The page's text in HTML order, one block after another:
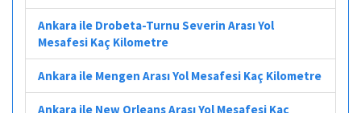
Ankara ile Drobeta-Turnu Severin Arası Yol
Mesafesi Kaç Kilometre
Ankara ile Mengen Arası Yol Mesafesi Kaç Kilometre
Ankara ile New Orleans Arası Yol Mesafesi Kaç